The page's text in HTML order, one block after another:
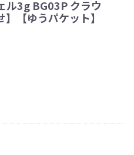
ル3g BG03P クラウ
【ゆうパケット】